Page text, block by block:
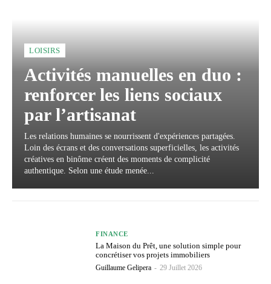
LOISIRS
Activités manuelles en duo :
renforcer les liens sociaux
par l’artisanat
Les relations humaines se nourrissent d'expériences partagées.
Loin des écrans et des conversations superficielles, les activités
créatives en binôme créent des moments de complicité
authentique. Selon une étude menée...
FINANCE
La Maison du Prêt, une solution simple pour
concrétiser vos projets immobiliers
Guillaume Gelipera - 29 Juillet 2026